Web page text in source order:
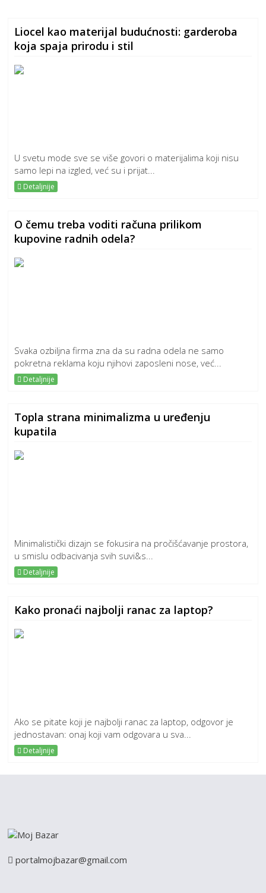
Liocel kao materijal budućnosti: garderoba
koja spaja prirodu i stil
U svetu mode sve se više govori o materijalima koji nisu
samo lepi na izgled, već su i prijat...
Detaljnije
O čemu treba voditi računa prilikom
kupovine radnih odela?
Svaka ozbiljna firma zna da su radna odela ne samo
pokretna reklama koju njihovi zaposleni nose, već...
Detaljnije
Topla strana minimalizma u uređenju
kupatila
Minimalistički dizajn se fokusira na pročišćavanje prostora,
u smislu odbacivanja svih suvi&s...
Detaljnije
Kako pronaći najbolji ranac za laptop?
Ako se pitate koji je najbolji ranac za laptop, odgovor je
jednostavan: onaj koji vam odgovara u sva...
Detaljnije
portalmojbazar@gmail.com